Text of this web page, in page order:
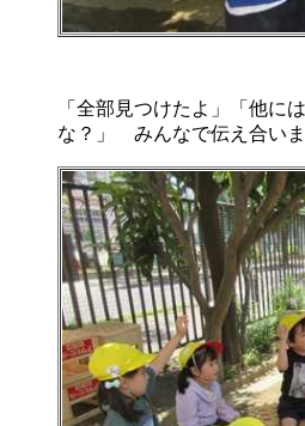
「全部見つけたよ」「他に
な？」 みんなで伝え合いま